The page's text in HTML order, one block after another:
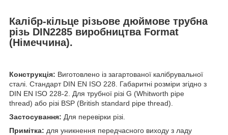
Калібр-кільце різьове дюймове трубна
різь DIN2285 виробництва Format
(Німеччина).
Конструкція: Виготовлено із загартованої калібрувальної
сталі. Стандарт DIN EN ISO 228. Габаритні розміри згідно з
DIN EN ISO 228-2. Для трубної різі G (Whitworth pipe
thread) або різі BSP (British standard pipe thread).
Застосування: Для перевірки різі.
Примітка: для уникнення передчасного виходу з ладу